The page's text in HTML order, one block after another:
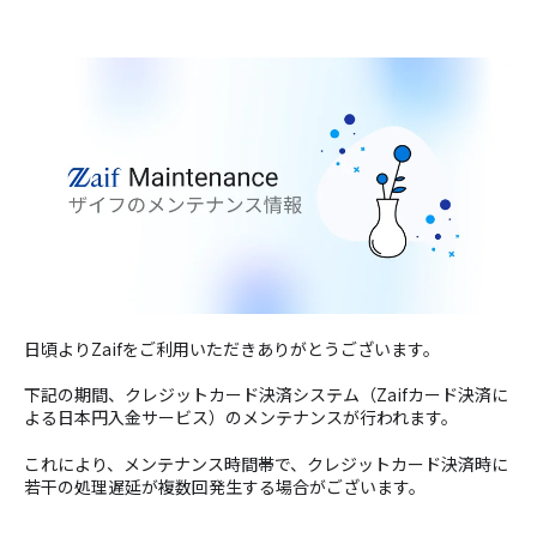
日頃よりZaifをご利用いただきありがとうございます。
下記の期間、クレジットカード決済システム（Zaifカード決済に
よる日本円入金サービス）のメンテナンスが行われます。
これにより、メンテナンス時間帯で、クレジットカード決済時に
若干の処理遅延が複数回発生する場合がございます。